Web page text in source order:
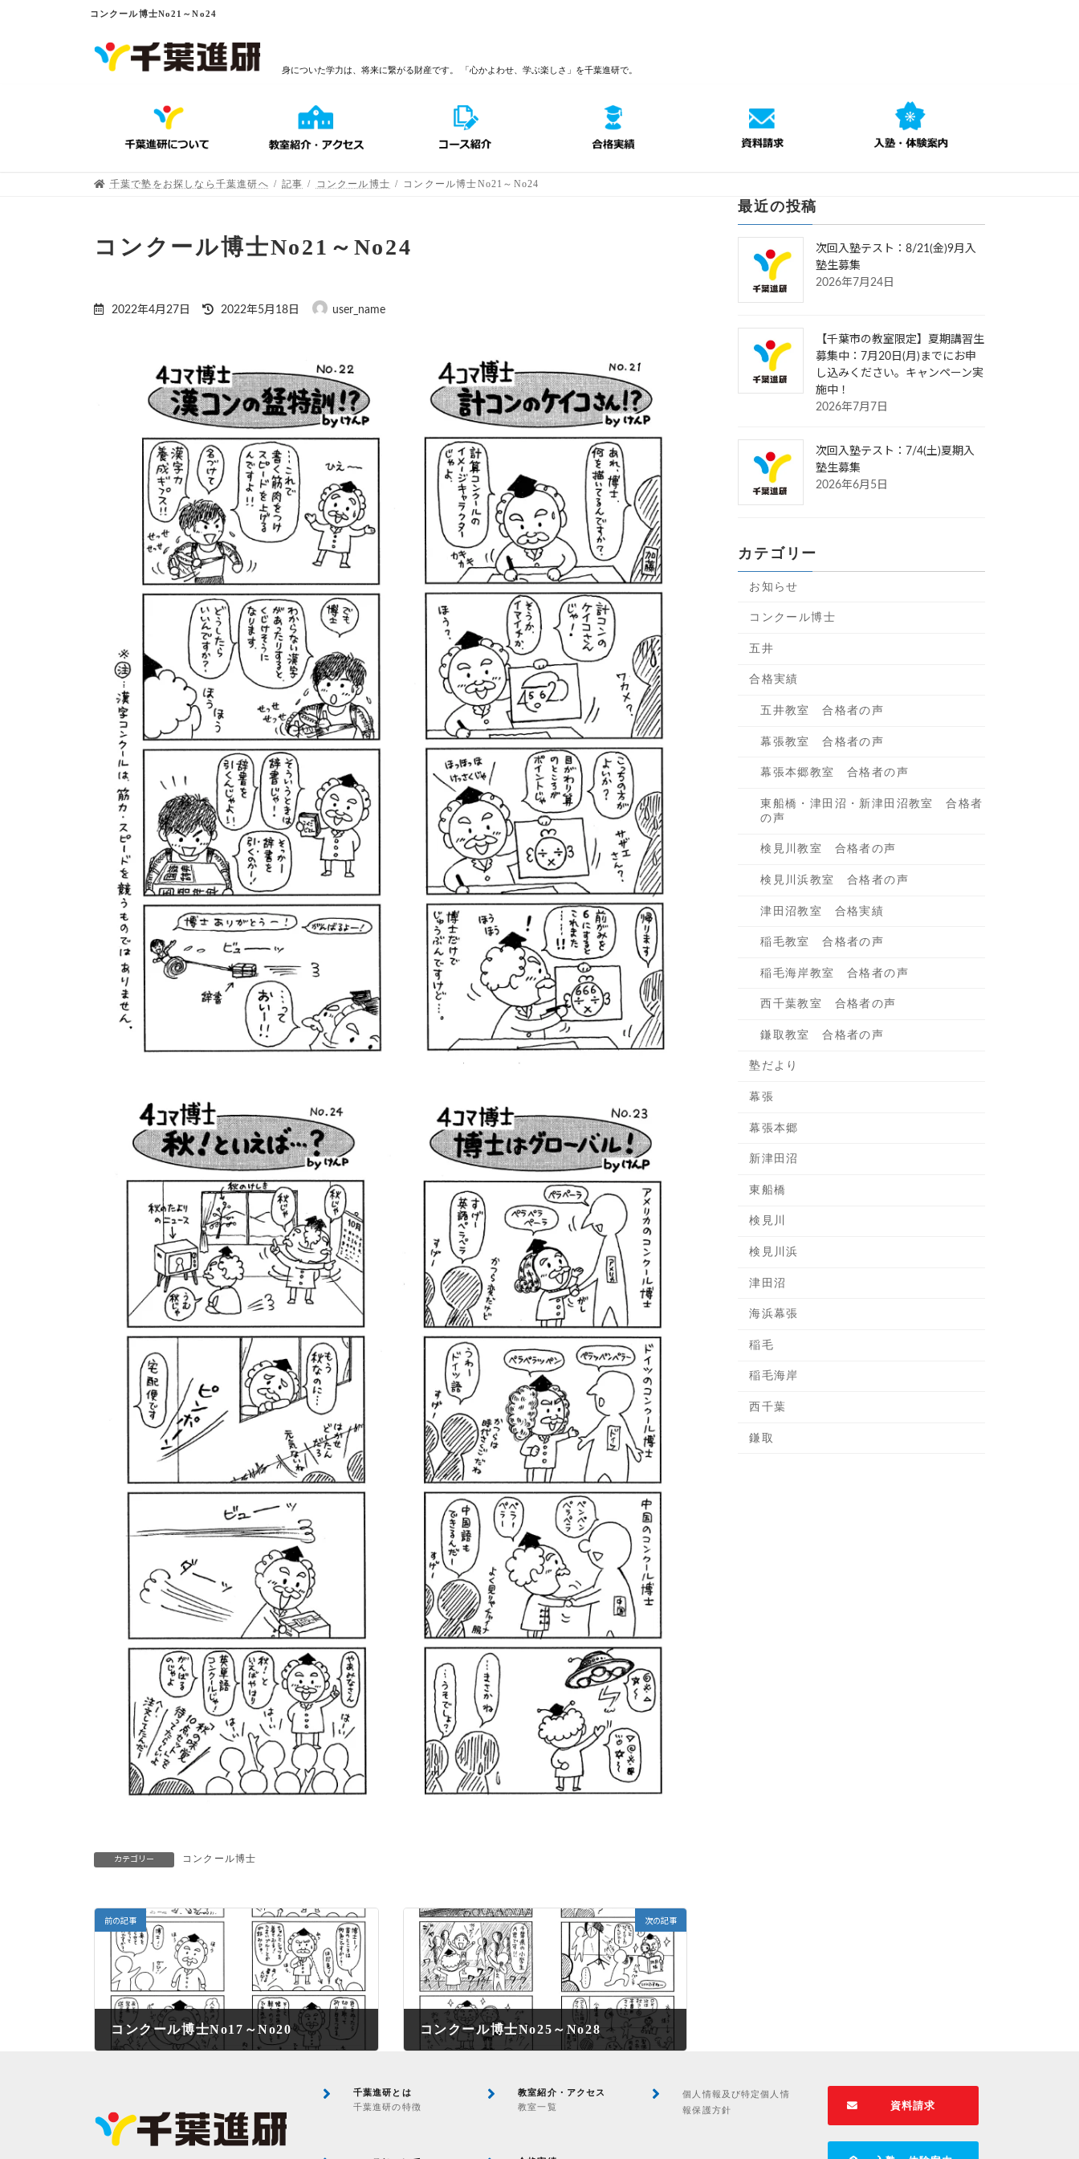
コンクール博士No21～No24
身についた学力は、将来に繋がる財産です。 「心かよわせ、学ぶ楽しさ」を千葉進研で。
千葉で塾をお探しなら千葉進研へ 記事 コンクール博士 コンクール博士No21～No24
コンクール博士No21～No24
2022年4月27日 2022年5月18日 user_name
カテゴリー コンクール博士
前の記事
コンクール博士No17～No20
次の記事
コンクール博士No25～No28
最近の投稿
次回入塾テスト：8/21(金)9月入
塾生募集
2026年7月24日
【千葉市の教室限定】夏期講習生
募集中：7月20日(月)までにお申
し込みください。キャンペーン実
施中！
2026年7月7日
次回入塾テスト：7/4(土)夏期入
塾生募集
2026年6月5日
カテゴリー
お知らせ
コンクール博士
五井
合格実績
五井教室 合格者の声
幕張教室 合格者の声
幕張本郷教室 合格者の声
東船橋・津田沼・新津田沼教室 合格者
の声
検見川教室 合格者の声
検見川浜教室 合格者の声
津田沼教室 合格実績
稲毛教室 合格者の声
稲毛海岸教室 合格者の声
西千葉教室 合格者の声
鎌取教室 合格者の声
塾だより
幕張
幕張本郷
新津田沼
東船橋
検見川
検見川浜
津田沼
海浜幕張
稲毛
稲毛海岸
西千葉
鎌取
千葉進研とは
千葉進研の特徴
教室紹介・アクセス
教室一覧
個人情報及び特定個人情
報保護方針
資料請求